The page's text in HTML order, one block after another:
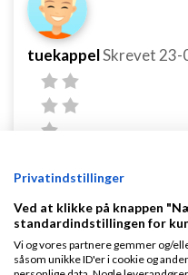
tuekappelSkrevet 23-
Bare lige for at hjælpe
har nemlig lige siddet
Rediger
Privatindstillinger
Ved at klikke på knappen
standardindstillingen for
Vi og vores partnere gemmer og/
såsom unikke ID'er i cookie og